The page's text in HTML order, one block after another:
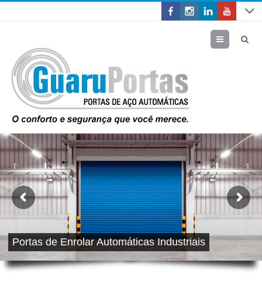
Menu
Portas de Enrolar Automáticas Industriais